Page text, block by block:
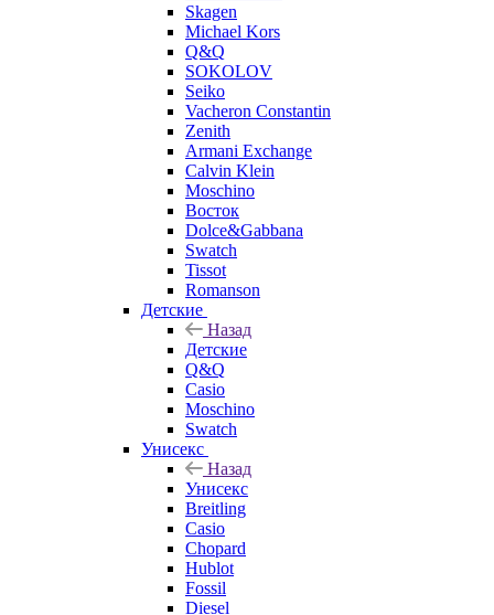
Skagen
Michael Kors
Q&Q
SOKOLOV
Seiko
Vacheron Constantin
Zenith
Armani Exchange
Calvin Klein
Moschino
Восток
Dolce&Gabbana
Swatch
Tissot
Romanson
Детские
Назад
Детские
Q&Q
Casio
Moschino
Swatch
Унисекс
Назад
Унисекс
Breitling
Casio
Chopard
Hublot
Fossil
Diesel